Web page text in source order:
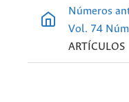
Números
Vol. 74
ARTÍCULOS